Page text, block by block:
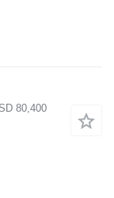
80,400